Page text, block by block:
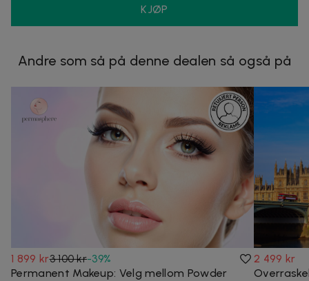
KJØP
Andre som så på denne dealen så også på
1 899 kr3 100 kr-39%
Permanent Makeup: Velg mellom Powder
2 499 kr